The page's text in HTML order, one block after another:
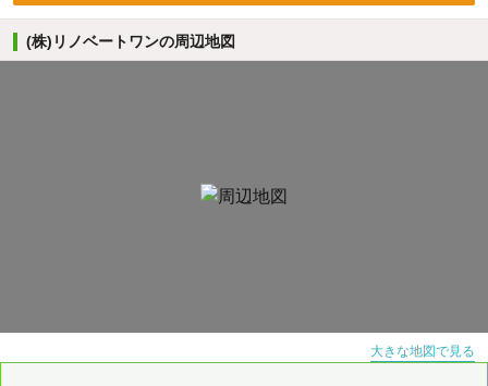
(株)リノベートワンの周辺地図
大きな地図で見る